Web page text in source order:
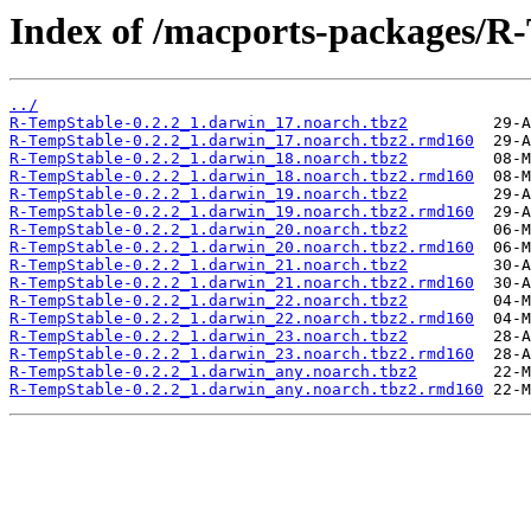
Index of /macports-packages/
../
R-TempStable-0.2.2_1.darwin_17.noarch.tbz2
R-TempStable-0.2.2_1.darwin_17.noarch.tbz2.rmd160
R-TempStable-0.2.2_1.darwin_18.noarch.tbz2
R-TempStable-0.2.2_1.darwin_18.noarch.tbz2.rmd160
R-TempStable-0.2.2_1.darwin_19.noarch.tbz2
R-TempStable-0.2.2_1.darwin_19.noarch.tbz2.rmd160
R-TempStable-0.2.2_1.darwin_20.noarch.tbz2
R-TempStable-0.2.2_1.darwin_20.noarch.tbz2.rmd160
R-TempStable-0.2.2_1.darwin_21.noarch.tbz2
R-TempStable-0.2.2_1.darwin_21.noarch.tbz2.rmd160
R-TempStable-0.2.2_1.darwin_22.noarch.tbz2
R-TempStable-0.2.2_1.darwin_22.noarch.tbz2.rmd160
R-TempStable-0.2.2_1.darwin_23.noarch.tbz2
R-TempStable-0.2.2_1.darwin_23.noarch.tbz2.rmd160
R-TempStable-0.2.2_1.darwin_any.noarch.tbz2
R-TempStable-0.2.2_1.darwin_any.noarch.tbz2.rmd160